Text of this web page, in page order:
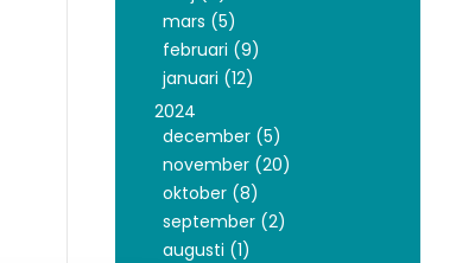
mars (5)
februari (9)
januari (12)
2024
december (5)
november (20)
oktober (8)
september (2)
augusti (1)